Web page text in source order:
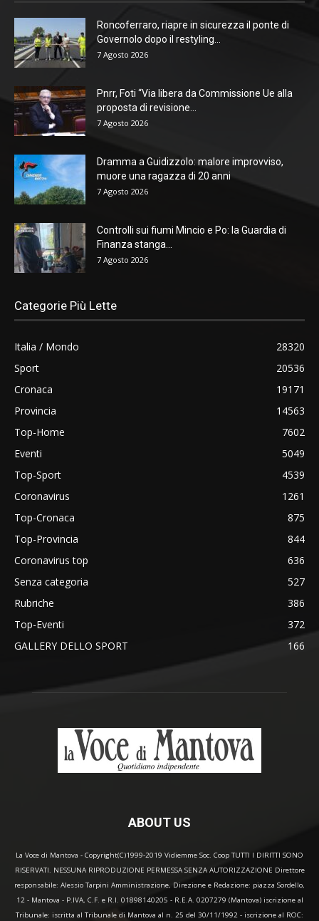
Roncoferraro, riapre in sicurezza il ponte di
Governolo dopo il restyling...
7 Agosto 2026
Pnrr, Foti “Via libera da Commissione Ue alla
proposta di revisione...
7 Agosto 2026
Dramma a Guidizzolo: malore improvviso,
muore una ragazza di 20 anni
7 Agosto 2026
Controlli sui fiumi Mincio e Po: la Guardia di
Finanza stanga...
7 Agosto 2026
Categorie Più Lette
Italia / Mondo
28320
Sport
20536
Cronaca
19171
Provincia
14563
Top-Home
7602
Eventi
5049
Top-Sport
4539
Coronavirus
1261
Top-Cronaca
875
Top-Provincia
844
Coronavirus top
636
Senza categoria
527
Rubriche
386
Top-Eventi
372
GALLERY DELLO SPORT
166
ABOUT US
La Voce di Mantova - Copyright(C)1999-2019 Vidiemme Soc. Coop TUTTI I DIRITTI SONO
RISERVATI. NESSUNA RIPRODUZIONE PERMESSA SENZA AUTORIZZAZIONE Direttore
responsabile: Alessio Tarpini Amministrazione, Direzione e Redazione: piazza Sordello,
12 - Mantova - P.IVA, C.F. e R.I. 01898140205 - R.E.A. 0207279 (Mantova) iscrizione al
Tribunale: iscritta al Tribunale di Mantova al n. 25 del 30/11/1992 - iscrizione al ROC: